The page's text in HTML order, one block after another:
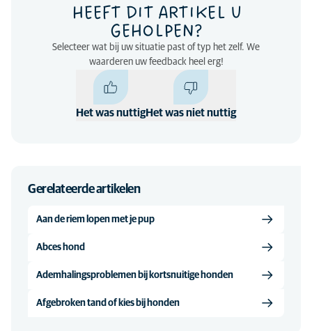
HEEFT DIT ARTIKEL U
GEHOLPEN?
Selecteer wat bij uw situatie past of typ het zelf. We
waarderen uw feedback heel erg!
Het was nuttigHet was niet nuttig
Gerelateerde artikelen
Aan de riem lopen met je pup
Abces hond
Ademhalingsproblemen bij kortsnuitige honden
Afgebroken tand of kies bij honden